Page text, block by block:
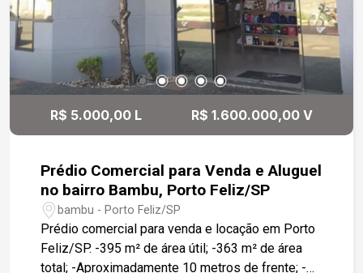
Lazer completo com piscina e deck de madeira,
além de garagem para 4 carros. Valor: R$
R$ 5.000,00 L R$ 1.600.000,00 V
Prédio Comercial para Venda e Aluguel
no bairro Bambu, Porto Feliz/SP
bambu - Porto Feliz/SP
Prédio comercial para venda e locação em Porto
Feliz/SP. -395 m² de área útil; -363 m² de área
total; -Aproximadamente 10 metros de frente; -